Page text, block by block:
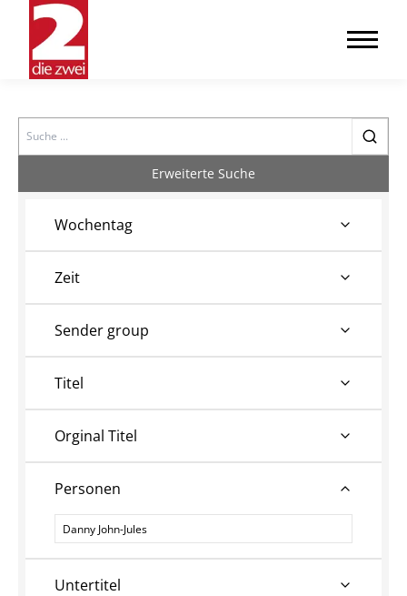
Search
Erweiterte Suche
Wochentag
Zeit
Sender group
Titel
Orginal Titel
Personen
Personen
Untertitel